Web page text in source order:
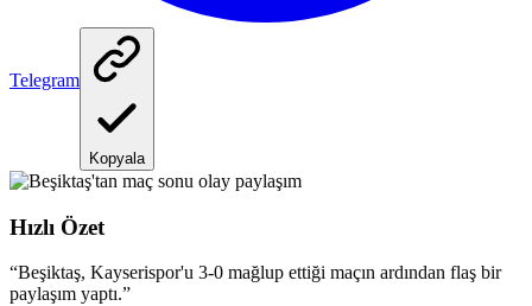
Telegram
Kopyala
Hızlı Özet
“Beşiktaş, Kayserispor'u 3-0 mağlup ettiği maçın ardından flaş bir
paylaşım yaptı.”